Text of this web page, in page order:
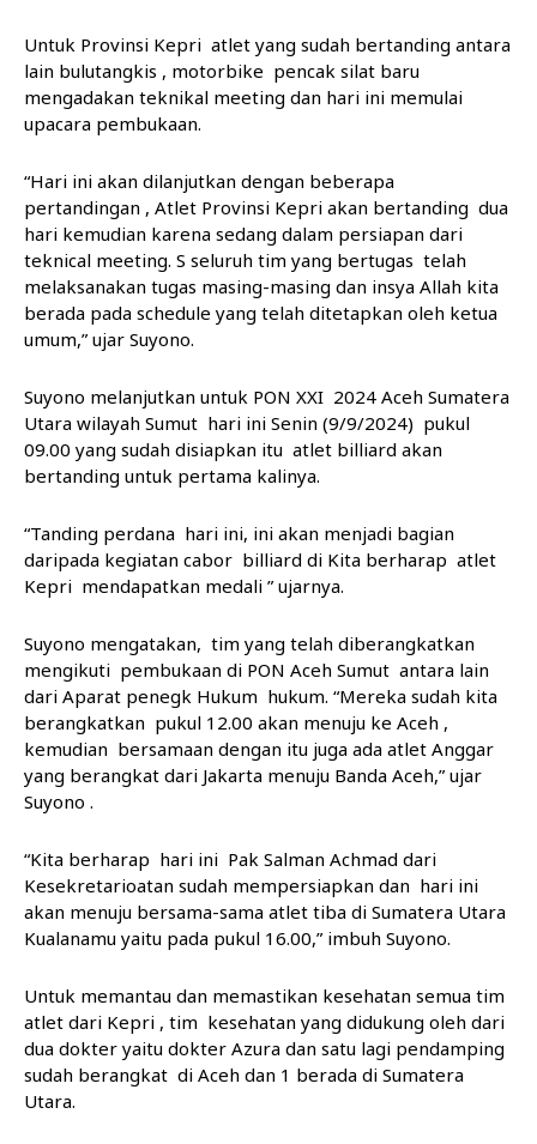
Untuk Provinsi Kepri atlet yang sudah bertanding antara
lain bulutangkis , motorbike pencak silat baru
mengadakan teknikal meeting dan hari ini memulai
upacara pembukaan.
“Hari ini akan dilanjutkan dengan beberapa
pertandingan , Atlet Provinsi Kepri akan bertanding dua
hari kemudian karena sedang dalam persiapan dari
teknical meeting. S seluruh tim yang bertugas telah
melaksanakan tugas masing-masing dan insya Allah kita
berada pada schedule yang telah ditetapkan oleh ketua
umum,” ujar Suyono.
Suyono melanjutkan untuk PON XXI 2024 Aceh Sumatera
Utara wilayah Sumut hari ini Senin (9/9/2024) pukul
09.00 yang sudah disiapkan itu atlet billiard akan
bertanding untuk pertama kalinya.
“Tanding perdana hari ini, ini akan menjadi bagian
daripada kegiatan cabor billiard di Kita berharap atlet
Kepri mendapatkan medali ” ujarnya.
Suyono mengatakan, tim yang telah diberangkatkan
mengikuti pembukaan di PON Aceh Sumut antara lain
dari Aparat penegk Hukum hukum. “Mereka sudah kita
berangkatkan pukul 12.00 akan menuju ke Aceh ,
kemudian bersamaan dengan itu juga ada atlet Anggar
yang berangkat dari Jakarta menuju Banda Aceh,” ujar
Suyono .
“Kita berharap hari ini Pak Salman Achmad dari
Kesekretarioatan sudah mempersiapkan dan hari ini
akan menuju bersama-sama atlet tiba di Sumatera Utara
Kualanamu yaitu pada pukul 16.00,” imbuh Suyono.
Untuk memantau dan memastikan kesehatan semua tim
atlet dari Kepri , tim kesehatan yang didukung oleh dari
dua dokter yaitu dokter Azura dan satu lagi pendamping
sudah berangkat di Aceh dan 1 berada di Sumatera
Utara.